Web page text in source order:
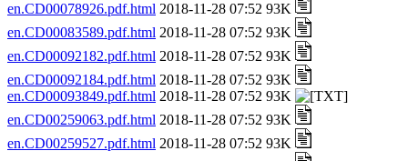
en.CD00078926.pdf.html 2018-11-28 07:52 93K
en.CD00083589.pdf.html 2018-11-28 07:52 93K
en.CD00092182.pdf.html 2018-11-28 07:52 93K
en.CD00092184.pdf.html 2018-11-28 07:52 93K
en.CD00093849.pdf.html 2018-11-28 07:52 93K
en.CD00259063.pdf.html 2018-11-28 07:52 93K
en.CD00259527.pdf.html 2018-11-28 07:52 93K